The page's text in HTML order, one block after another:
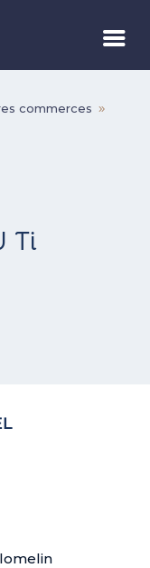
commerces 9
Ti